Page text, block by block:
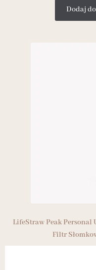
Dodaj
LifeStraw Peak
Filtr